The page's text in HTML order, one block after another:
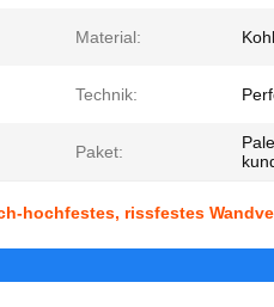
Material:
Technik:
Paket:
hochfestes, rissfestes